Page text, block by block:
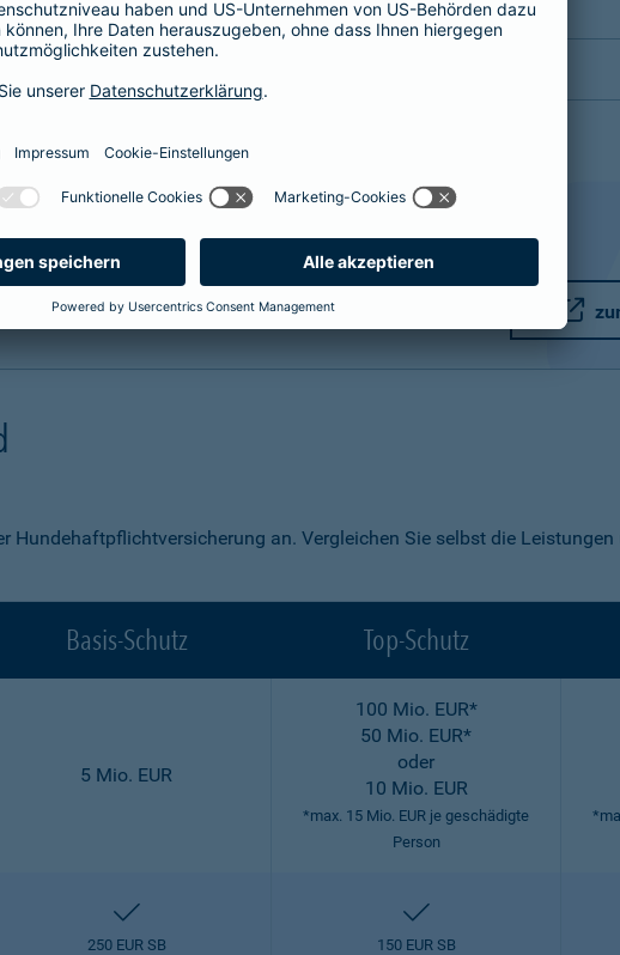
erklärt
Gesamtverband der Deutschen
Sprache zu diversen Versicherungen
Hundehaftpflichtversicherung an. Vergleichen Sie selbst die Leistungen
Basis-Schutz Top-Schutz
5 Mio. EUR
100 Mio. EUR*
50 Mio. EUR*
oder
10 Mio. EUR
*max. 15 Mio. EUR je geschädigte
Person
enthalten
250 EUR SB
enthalten
150 EUR SB